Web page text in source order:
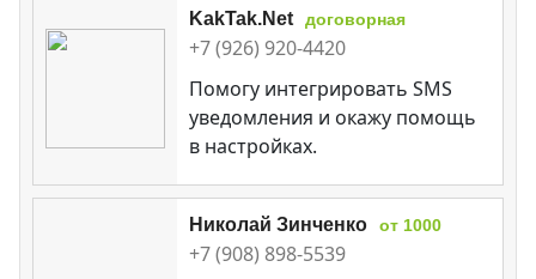
KakTak.Net договорная
+7 (926) 920-4420
Помогу интегрировать SMS
уведомления и окажу помощь
в настройках.
Николай Зинченко от 1000
+7 (908) 898-5539